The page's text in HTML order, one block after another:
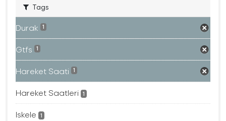
Tags
Durak 1
Gtfs 1
Hareket Saati 1
Hareket Saatleri 1
Iskele 1